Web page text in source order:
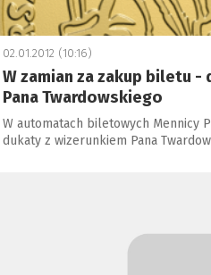
02.01.2012 (10:16)
W zamian za zakup biletu -
Pana Twardowskiego
W automatach biletowych Mennicy
dukaty z wizerunkiem Pana